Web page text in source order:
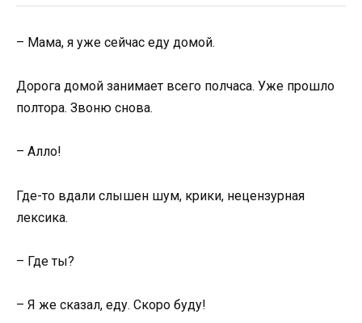
– Мама, я уже сейчас еду домой.
Дорога домой занимает всего полчаса. Уже прошло
полтора. Звоню снова.
– Алло!
Где-то вдали слышен шум, крики, нецензурная
лексика.
– Где ты?
– Я же сказал, еду. Скоро буду!